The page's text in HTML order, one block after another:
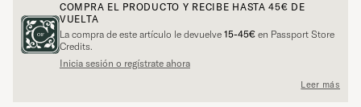
COMPRA EL PRODUCTO Y RECIBE HASTA45€ DE
VUELTA
La compra de este artículo le devuelve 15-45€ en Passport Store
Credits.
Inicia sesión o regístrate ahora
Leer más